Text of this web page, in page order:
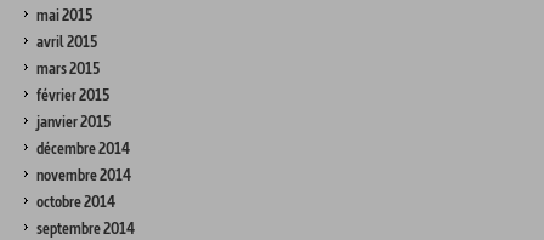
mai 2015
avril 2015
mars 2015
février 2015
janvier 2015
décembre 2014
novembre 2014
octobre 2014
septembre 2014